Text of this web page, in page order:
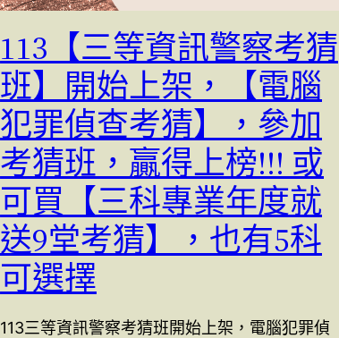
113【三等資訊警察考猜
班】開始上架，【電腦
犯罪偵查考猜】，參加
考猜班，贏得上榜!!! 或
可買【三科專業年度就
送9堂考猜】，也有5科
可選擇
113三等資訊警察考猜班開始上架，電腦犯罪偵